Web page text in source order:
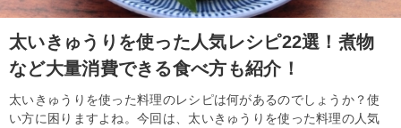
太いきゅうりを使った人気レシピ22選！煮物
など大量消費できる食べ方も紹介！
太いきゅうりを使った料理のレシピは何があるのでしょうか？使
い方に困りますよね。今回は、太いきゅうりを使った料理の人気